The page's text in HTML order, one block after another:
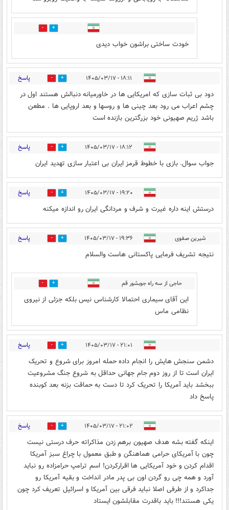
0
خودت ساختی براشون خواب دیدی
۱۸:۱۱ - ۱۴۰۵/۰۳/۱۷ 1 پاسخ
دود بی ثبات سازی که امریکایی ها در خاورمیانه دنبالش هستند اول در
چشم اعراب می رود بعد چینی ها و روسها و‌ بعد اروپایی ها . مطعن
باشد ژریم صهیونی خود بزرگترین بازنده است
۱۸:۱۲ - ۱۴۰۵/۰۳/۱۷ 1 پاسخ
جواب سوال. بازی با خطوط قرمز ایران بی اعتبار سازی تهدید ایران
۱۹:۲۰ - ۱۴۰۵/۰۳/۱۷ 0 پاسخ
درستش اینه داره غیرت و شرف و مردانگی ایران رو اندازه میکنه
شیرین صفوی ۱۹:۳۶ - ۱۴۰۵/۰۳/۱۷ 2 پاسخ
نتیجه تشریف فرمایی پاکستانی هاست والسلام
حاجی از سه راه جوبشور قم 0
این آقای سیماری احتمالا کارشناس نیس بلکه جزئی از نیروی
نظامی ماس
۲۱:۰۱ - ۱۴۰۵/۰۳/۱۷ 0 پاسخ
دشمن سنجش هایش را انجام داده حمله امروز برای شروع و تحریک
ایران است تا از روز دوم جام جهانی حداقل به شروع جنگ مشروعیت
ببخشد باید آمریکا را تحریک کرد تا دست به حماقت بزنه بعد کوبنده
پاسخ داد
۲۱:۰۲ - ۱۴۰۵/۰۳/۱۷ 0 پاسخ
اینکه گفته بشه هدف صهیون برهم زدن مذاکراته حرف درستی نیست
چون با آمریکای حرامی هماهنگن و طبق معمول با چراغ سبز آمریکا
اقدام کردن و خود آمریکایی ها اقرارکردن! اسم ترامپ حرامزاده رو نباید
آورد و همه چی رو گردن اون بی پدر مادر انداخت و بقیه آمریکا رو
جداکرد و از طرفی اصلا نباید فرقی بین آمریکا و اسرائیل تعریف کرد چون
یکی هستند!!! باید باقدرت مقابلشون ایستاد